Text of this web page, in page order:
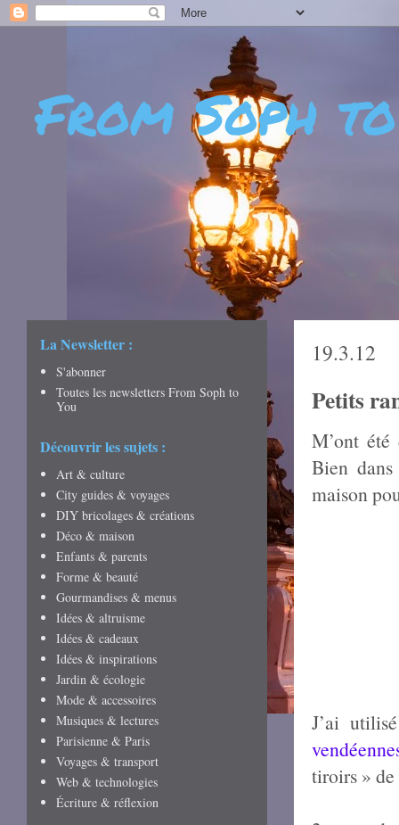
From Soph
- DÉCOUVERTES -
CRÉATIVITÉ - ART
19.3.12
Petits
M’ont été
Bien
maison
J’ai
tiroirs » de
La Newsletter :
S'abonner
Toutes les newsletters From Soph to
You
Découvrir les sujets :
Art & culture
City guides & voyages
DIY bricolages & créations
Déco & maison
Enfants & parents
Forme & beauté
Gourmandises & menus
Idées & altruisme
Idées & cadeaux
Idées & inspirations
Jardin & écologie
Mode & accessoires
Musiques & lectures
Parisienne & Paris
Voyages & transport
Web & technologies
Écriture & réflexion